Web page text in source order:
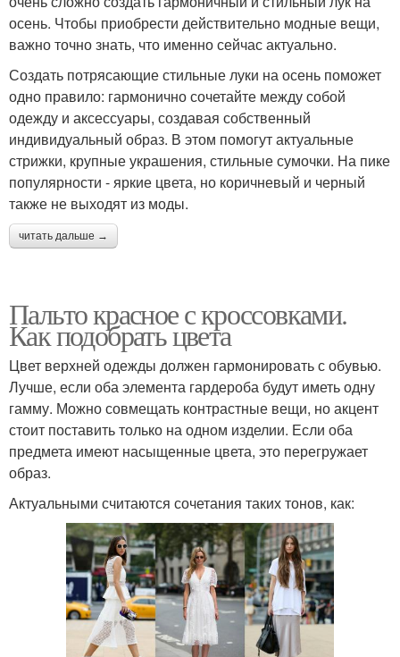
осень. Чтобы приобрести действительно модные вещи,
важно точно знать, что именно сейчас актуально.
Создать потрясающие стильные луки на осень поможет
одно правило: гармонично сочетайте между собой
одежду и аксессуары, создавая собственный
индивидуальный образ. В этом помогут актуальные
стрижки, крупные украшения, стильные сумочки. На пике
популярности - яркие цвета, но коричневый и черный
также не выходят из моды.
читать дальше →
Пальто красное с кроссовками.
Как подобрать цвета
Цвет верхней одежды должен гармонировать с обувью.
Лучше, если оба элемента гардероба будут иметь одну
гамму. Можно совмещать контрастные вещи, но акцент
стоит поставить только на одном изделии. Если оба
предмета имеют насыщенные цвета, это перегружает
образ.
Актуальными считаются сочетания таких тонов, как: